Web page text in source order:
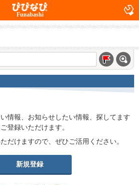
Funabashi
情報、お知らせしたい情報、探してます
登録いただけます。
だけますので、ぜひご活用ください。
新規登録